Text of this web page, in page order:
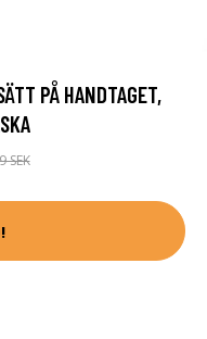
PÅ HANDTAGET,
SEK